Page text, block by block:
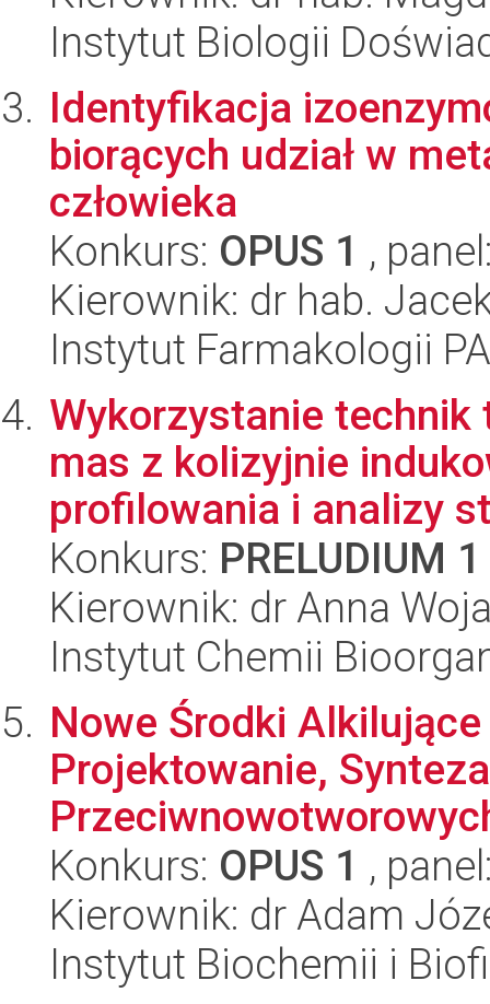
Instytut Biologii
Identyfikacja
biorących udział w
człowieka
Konkurs: OPUS 1 ,
Kierownik: dr hab.
Instytut Farmakologii
Wykorzystanie
mas z kolizyjnie
profilowania i analizy
Konkurs: PRELUDIUM 1
Kierownik: dr Anna
Instytut Chemii
Nowe Środki
Projektowanie,
Konkurs: OPUS 1 ,
Kierownik: dr Adam
Instytut Biochemii i